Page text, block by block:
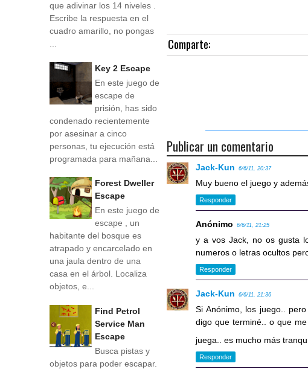
Comparte:
Publicar un comentario
Jack-Kun 6/6/11, 20:37
Muy bueno el juego y
Responder
Anónimo 6/6/11, 21:25
y a vos Jack, no os gusta
numeros o letras ocultos
Responder
Jack-Kun 6/6/11, 21:36
Si Anónimo, los juego..
digo que terminé.. o que
juega.. es mucho más
Responder
que adivinar los 14 niveles .
Escribe la respuesta en el
cuadro amarillo, no pongas
...
Key 2 Escape
En este juego de
escape de
prisión, has sido
condenado recientemente
por asesinar a cinco
personas, tu ejecución está
programada para mañana...
Forest Dweller
Escape
En este juego de
escape , un
habitante del bosque es
atrapado y encarcelado en
una jaula dentro de una
casa en el árbol. Localiza
objetos, e...
Find Petrol
Service Man
Escape
Busca pistas y
objetos para poder escapar.